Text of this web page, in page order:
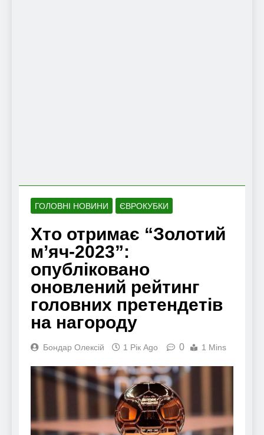
ГОЛОВНІ НОВИНИ ЄВРОКУБКИ
Хто отримає “Золотий
м’яч-2023”:
опубліковано
оновлений рейтинг
головних претендетів
на нагороду
Бондар Олексій 1 Рік Ago 0 1 Mins